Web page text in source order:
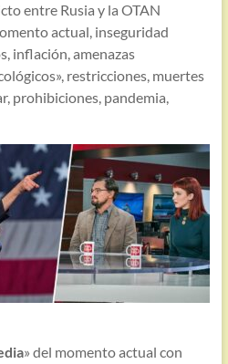
entre Rusia y la OTAN
actual, inseguridad
inflación, amenazas
restricciones, muertes
prohibiciones, pandemia,
» del momento actual con